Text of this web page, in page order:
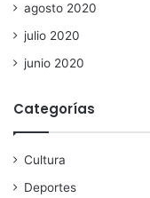
agosto 2020
julio 2020
junio 2020
Categorías
Cultura
Deportes